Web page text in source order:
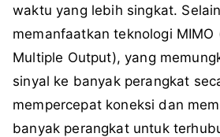
waktu yang lebih singkat.
memanfaatkan teknologi MIMO
Multiple Output), yang
sinyal ke banyak perangkat
mempercepat koneksi dan
banyak perangkat untuk